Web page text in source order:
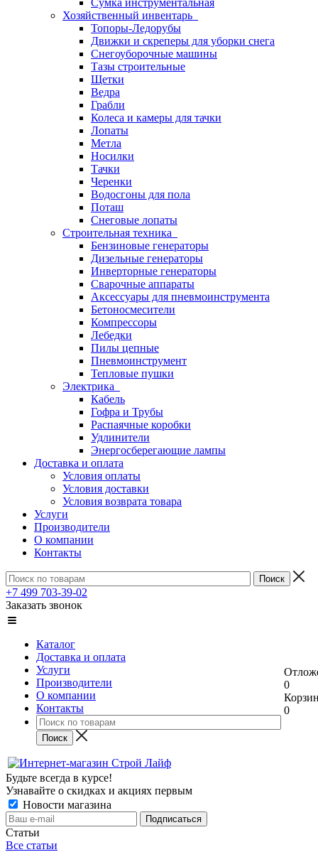
Сумка инструментальная
Хозяйственный инвентарь
Топоры-Ледорубы
Движки и скреперы для уборки снега
Снегоуборочные машины
Тазы строительные
Щетки
Ведра
Грабли
Колеса и камеры для тачки
Лопаты
Метла
Носилки
Тачки
Черенки
Водосгоны для пола
Поташ
Снеговые лопаты
Строительная техника
Бензиновые генераторы
Дизельные генераторы
Инверторные генераторы
Сварочные аппараты
Аксессуары для пневмоинструмента
Бетоносмесители
Компрессоры
Лебедки
Пилы цепные
Пневмоинструмент
Тепловые пушки
Электрика
Кабель
Гофра и Трубы
Распаячные коробки
Удлинители
Энергосберегающие лампы
Доставка и оплата
Условия оплаты
Условия доставки
Условия возврата товара
Услуги
Производители
О компании
Контакты
+7 499 703-39-02
Заказать звонок
Каталог
Доставка и оплата
Услуги
Производители
О компании
Контакты
0
0
Будьте всегда в курсе!
Узнавайте о скидках и акциях первым
Новости магазина
Статьи
Все статьи